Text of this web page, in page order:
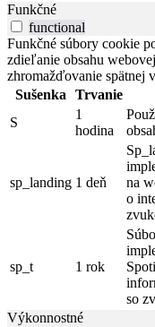
Funkčné
functional
Funkčné súbory cookie
zdieľanie obsahu
zhromažďovanie spätnej
Sušenka
Trvanie
S
1
hodina
sp_landing 1 deň
na
o
sp_t 1 rok
so
Výkonnostné